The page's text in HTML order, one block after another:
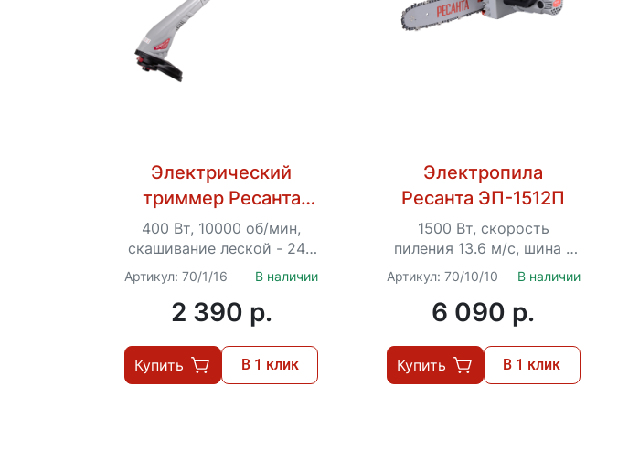
Электрический
триммер Ресанта
ЭТ-450
400 Вт, 10000 об/мин,
скашивание леской - 240
мм, Ø – 1.2 мм, 1.4 кг
Артикул: 70/1/16 В наличии
2 390 p.
Купить В 1 клик
Электропила
Ресанта ЭП-1512П
1500 Вт, скорость
пиления 13.6 м/с, шина -
30.5 см, шаг цепи - 3/8",
автоматическая смазка
Артикул: 70/10/10 В наличии
6 090 p.
Купить В 1 клик